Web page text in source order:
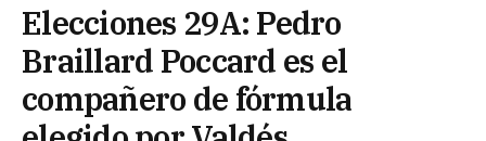
Elecciones 29A: Pedro
Braillard Poccard es el
compañero de fórmula